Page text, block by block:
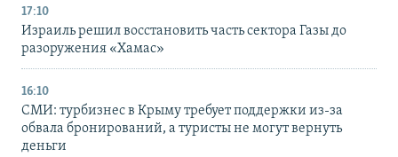
17:10
Израиль решил восстановить часть сектора Газы до
разоружения «Хамас»
16:10
СМИ: турбизнес в Крыму требует поддержки из-за
обвала бронирований, а туристы не могут вернуть
деньги